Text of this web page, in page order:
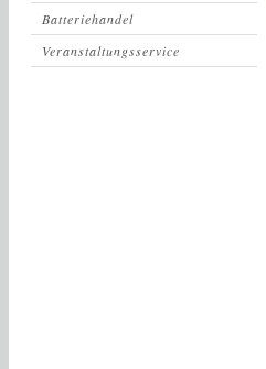
Batteriehandel
Veranstaltungsservice